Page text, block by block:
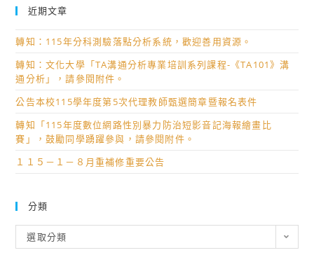
近期文章
轉知：115年分科測驗落點分析系統，歡迎善用資源。
轉知：文化大學「TA溝通分析專業培訓系列課程-《TA101》溝
通分析」，請參閱附件。
公告本校115學年度第5次代理教師甄選簡章暨報名表件
轉知「115年度數位網路性別暴力防治短影音記海報繪畫比
賽」，鼓勵同學踴躍參與，請參閱附件。
１１５－１－８月重補修重要公告
分類
類
選取分類